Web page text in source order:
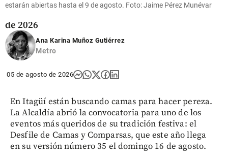
el primer
de 2026
share
estarán abiertas hasta el 9 de agosto. Foto: Jaime Pérez Munévar
Ana Karina Muñoz Gutiérrez
Metro
05 de agosto de 2026
En Itagüí están buscando camas para hacer pereza.
La Alcaldía abrió la convocatoria para uno de los
eventos más queridos de su tradición festiva: el
Desfile de Camas y Comparsas, que este año llega
en su versión número 35 el domingo 16 de agosto.